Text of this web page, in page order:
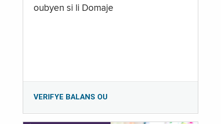
oubyen si li Domaje
VERIFYE BALANS OU